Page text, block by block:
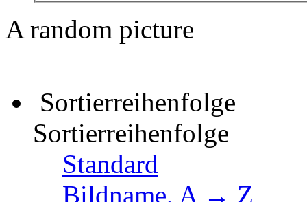
A random picture
Sortierreihenfolge
Sortierreihenfolge
Standard
Bildname, A → Z